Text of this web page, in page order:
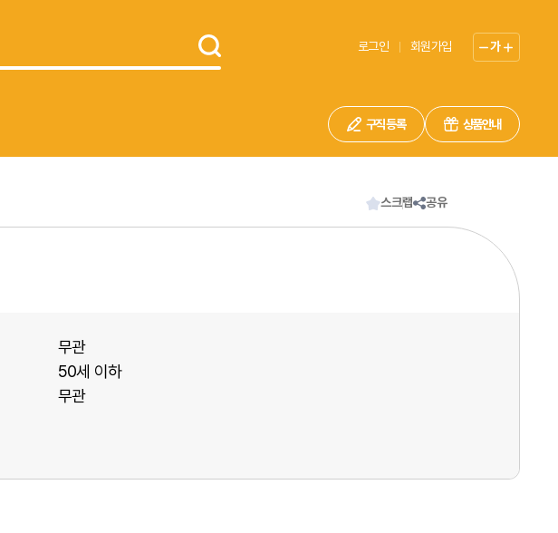
로그인 회원가입 가
구직 등록 상품안내
스크랩 공유
무관
50세 이하
무관